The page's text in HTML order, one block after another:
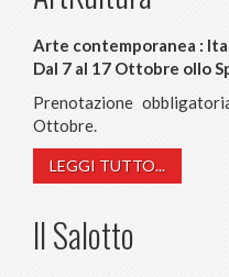
Arte contemporanea :
Dal 7 al 17 Ottobre ollo
Prenotazione
Ottobre.
LEGGI TUTTO...
Il Salotto